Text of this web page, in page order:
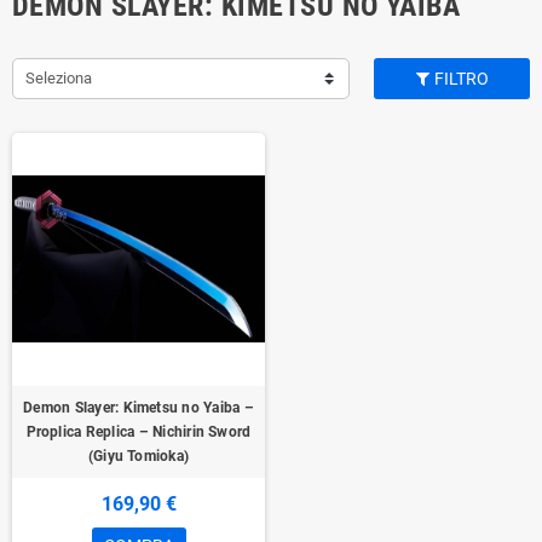
Seleziona FILTRO
Demon Slayer: Kimetsu no Yaiba –
Proplica Replica – Nichirin Sword
(Giyu Tomioka)
169,90 €